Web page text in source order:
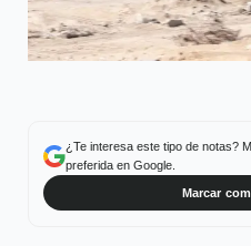
¿Te interesa este tipo de notas?
preferida en Google.
Marcar